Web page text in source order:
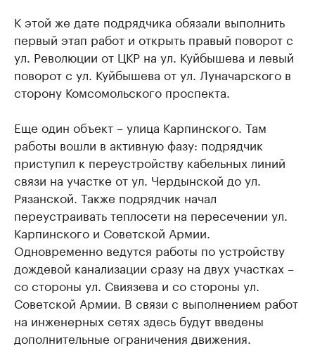
К этой же дате подрядчика обязали выполнить
первый этап работ и открыть правый поворот с
ул. Революции от ЦКР на ул. Куйбышева и левый
поворот с ул. Куйбышева от ул. Луначарского в
сторону Комсомольского проспекта.
Еще один объект – улица Карпинского. Там
работы вошли в активную фазу: подрядчик
приступил к переустройству кабельных линий
связи на участке от ул. Чердынской до ул.
Рязанской. Также подрядчик начал
переустраивать теплосети на пересечении ул.
Карпинского и Советской Армии.
Одновременно ведутся работы по устройству
дождевой канализации сразу на двух участках –
со стороны ул. Свиязева и со стороны ул.
Советской Армии. В связи с выполнением работ
на инженерных сетях здесь будут введены
дополнительные ограничения движения.